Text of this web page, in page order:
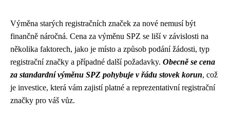
Výměna starých registračních značek za nové nemusí být
finančně náročná. Cena za výměnu SPZ se liší v závislosti na
několika faktorech, jako je místo a způsob podání žádosti, typ
registrační značky a případné další požadavky. Obecně se cena
za standardní výměnu SPZ pohybuje v řádu stovek korun, což
je investice, která vám zajistí platné a reprezentativní registrační
značky pro váš vůz.